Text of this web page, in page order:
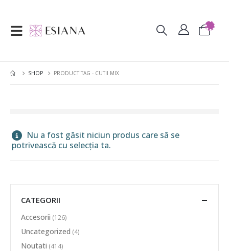
SHOP PRODUCT TAG - CUTII MIX
Nu a fost găsit niciun produs care să se
potrivească cu selecția ta.
CATEGORII
Accesorii (126)
Uncategorized (4)
Noutati (414)